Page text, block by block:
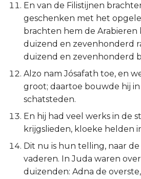
2 Petrus
1 Johannes
2 Johannes
3 Johannes
Openbaring
En van de Filistijnen
geschenken met het
brachten hem de Arabieren
duizend en zevenhonderd
duizend en zevenhonderd
Alzo nam Jósafath toe, en
groot; daartoe bouwde hij
schatsteden.
En hij had veel werks in de
krijgslieden, kloeke helden
Dit nu is hun telling, naar
vaderen. In Juda waren
duizenden: Adna de